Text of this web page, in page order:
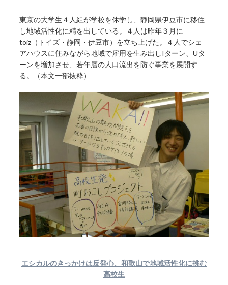
東京の大学生４人組が学校を休学し、静岡県伊豆市に移住
し地域活性化に精を出している。４人は昨年３月に
toiz（トイズ・静岡・伊豆市）を立ち上げた。４人でシェ
アハウスに住みながら地域で雇用を生み出しIターン、Uタ
ーンを増加させ、若年層の人口流出を防ぐ事業を展開す
る。（本文一部抜粋）
エシカルのきっかけは反発心、和歌山で地域活性化に挑む
高校生